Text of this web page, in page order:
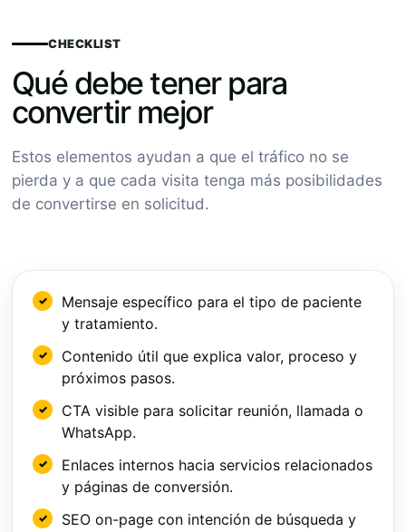
CHECKLIST
Qué debe tener para
convertir mejor
Estos elementos ayudan a que el tráfico no se
pierda y a que cada visita tenga más posibilidades
de convertirse en solicitud.
Mensaje específico para el tipo de paciente
y tratamiento.
Contenido útil que explica valor, proceso y
próximos pasos.
CTA visible para solicitar reunión, llamada o
WhatsApp.
Enlaces internos hacia servicios relacionados
y páginas de conversión.
SEO on-page con intención de búsqueda y